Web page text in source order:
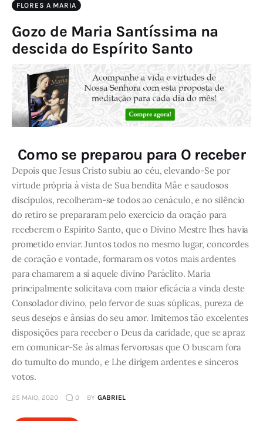
FLORES A MARIA
Gozo de Maria Santíssima na
descida do Espírito Santo
Como se preparou para O receber
Depois que Jesus Cristo subiu ao céu, elevando-Se por
virtude própria à vista de Sua bendita Mãe e saudosos
discípulos, recolheram-se todos ao cenáculo, e no silêncio
do retiro se prepararam pelo exercício da oração para
receberem o Espírito Santo, que o Divino Mestre lhes havia
prometido enviar. Juntos todos no mesmo lugar, concordes
de coração e vontade, formaram os votos mais ardentes
para chamarem a si aquele divino Paráclito. Maria
principalmente solicitava com maior eficácia a vinda deste
Consolador divino, pelo fervor de suas súplicas, pureza de
seus desejos e ânsias do seu amor. Imitemos tão excelentes
disposições para receber o Deus da caridade, que se apraz
em comunicar-Se às almas fervorosas que O buscam fora
do tumulto do mundo, e Lhe dirigem ardentes e sinceros
votos.
25 MAIO, 2020 0 BY GABRIEL